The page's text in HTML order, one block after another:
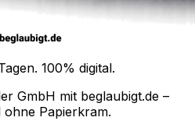
100% digital.
GmbH mit beglaubigt.de –
Papierkram.